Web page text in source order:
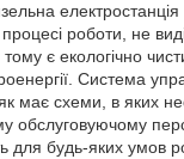
електростанція
роботи, не
є екологічно
Система
має схеми, в яких
обслуговуючому
для будь-яких умов